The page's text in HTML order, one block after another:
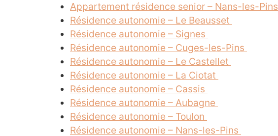
Appartement résidence senior – Nans-les-Pins
Résidence autonomie – Le Beausset
Résidence autonomie – Signes
Résidence autonomie – Cuges-les-Pins
Résidence autonomie – Le Castellet
Résidence autonomie – La Ciotat
Résidence autonomie – Cassis
Résidence autonomie – Aubagne
Résidence autonomie – Toulon
Résidence autonomie – Nans-les-Pins